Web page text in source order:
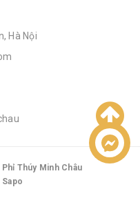
Hà Nội
Phỉ Thúy Minh Châu
Sapo
Liên hệ